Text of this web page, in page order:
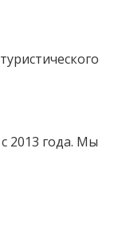
2013 года. Мы